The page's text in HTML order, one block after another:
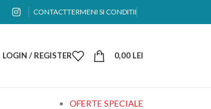
CONTACTTERMENI SI CONDITII
LOGIN / REGISTER 0,00 LEI
OFERTE SPECIALE